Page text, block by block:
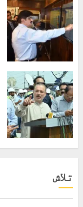
تلاش